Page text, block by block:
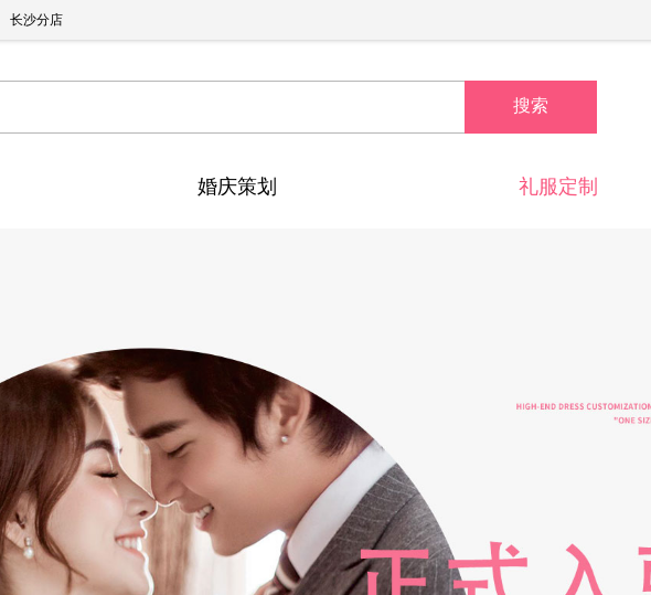
长沙分店
搜索
婚庆策划 礼服定制